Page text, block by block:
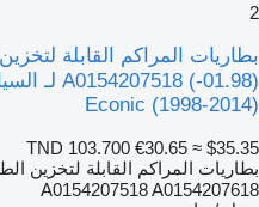
2
Econic (1998-2014)
TND 103.700 €30.65 ≈ $35.35
بطاريات المراكم القابلة لتخزين
A0154207518 A0154207618